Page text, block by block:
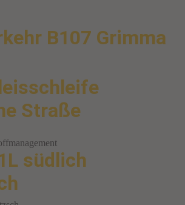
B107 Grimma
Straße
südlich